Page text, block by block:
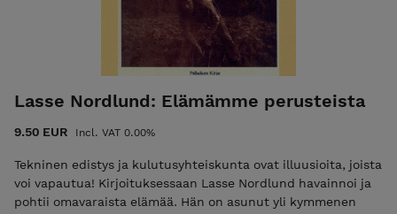
Lasse Nordlund: Elämämme perusteista
9.50 EUR Incl. VAT 0.00%
Tekninen edistys ja kulutusyhteiskunta ovat illuusioita, joista
voi vapautua! Kirjoituksessaan Lasse Nordlund havainnoi ja
pohtii omavaraista elämää. Hän on asunut yli kymmenen